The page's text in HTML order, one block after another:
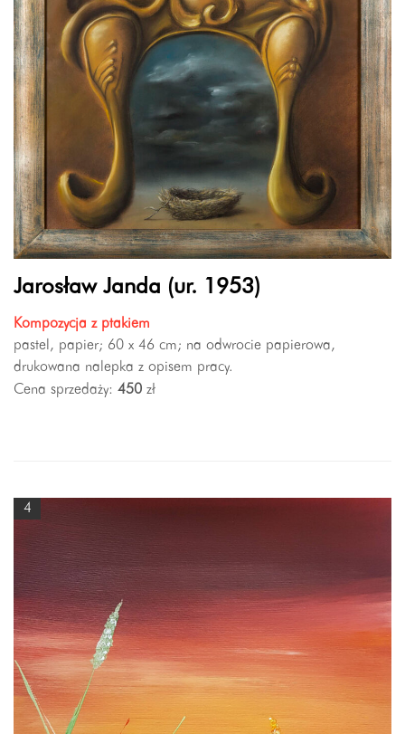
Jarosław Janda (ur. 1953)
Kompozycja z ptakiem
pastel, papier; 60 x 46 cm; na odwrocie papierowa,
drukowana nalepka z opisem pracy.
Cena sprzedaży: 450 zł
4